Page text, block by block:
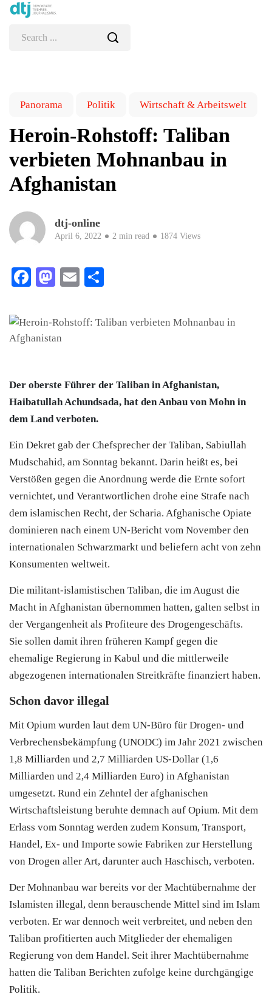
Panorama Politik Wirtschaft & Arbeitswelt
Heroin-Rohstoff: Taliban
verbieten Mohnanbau in
Afghanistan
dtj-online
April 6, 2022 2 min read 1874 Views
Facebook
Mastodon
Email
Der oberste Führer der Taliban in Afghanistan,
Haibatullah Achundsada, hat den Anbau von Mohn in
dem Land verboten.
Ein Dekret gab der Chefsprecher der Taliban, Sabiullah
Mudschahid, am Sonntag bekannt. Darin heißt es, bei
Verstößen gegen die Anordnung werde die Ernte sofort
vernichtet, und Verantwortlichen drohe eine Strafe nach
dem islamischen Recht, der Scharia. Afghanische Opiate
dominieren nach einem UN-Bericht vom November den
internationalen Schwarzmarkt und beliefern acht von zehn
Konsumenten weltweit.
Die militant-islamistischen Taliban, die im August die
Macht in Afghanistan übernommen hatten, galten selbst in
der Vergangenheit als Profiteure des Drogengeschäfts.
Sie sollen damit ihren früheren Kampf gegen die
ehemalige Regierung in Kabul und die mittlerweile
abgezogenen internationalen Streitkräfte finanziert haben.
Schon davor illegal
Mit Opium wurden laut dem UN-Büro für Drogen- und
Verbrechensbekämpfung (UNODC) im Jahr 2021 zwischen
1,8 Milliarden und 2,7 Milliarden US-Dollar (1,6
Milliarden und 2,4 Milliarden Euro) in Afghanistan
umgesetzt. Rund ein Zehntel der afghanischen
Wirtschaftsleistung beruhte demnach auf Opium. Mit dem
Erlass vom Sonntag werden zudem Konsum, Transport,
Handel, Ex- und Importe sowie Fabriken zur Herstellung
von Drogen aller Art, darunter auch Haschisch, verboten.
Der Mohnanbau war bereits vor der Machtübernahme der
Islamisten illegal, denn berauschende Mittel sind im Islam
verboten. Er war dennoch weit verbreitet, und neben den
Taliban profitierten auch Mitglieder der ehemaligen
Regierung von dem Handel. Seit ihrer Machtübernahme
hatten die Taliban Berichten zufolge keine durchgängige
Politik.